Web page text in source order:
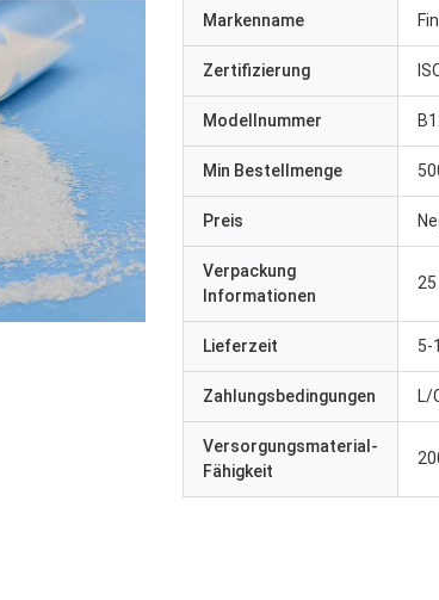
Markenname
Zertifizierung
Modellnummer
Min Bestellmenge
Preis
Verpackung
Informationen
Lieferzeit 5-
Zahlungsbedingungen L/
Versorgungsmaterial-
Fähigkeit